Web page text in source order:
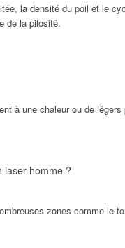
la densité du poil et le
de la pilosité.
à une chaleur ou de
laser homme ?
zones comme